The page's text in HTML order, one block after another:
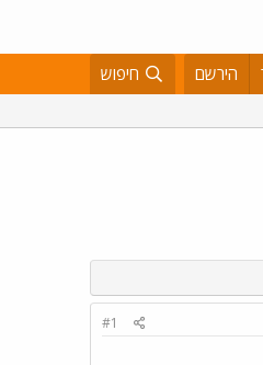
הירשם חיפוש
#1